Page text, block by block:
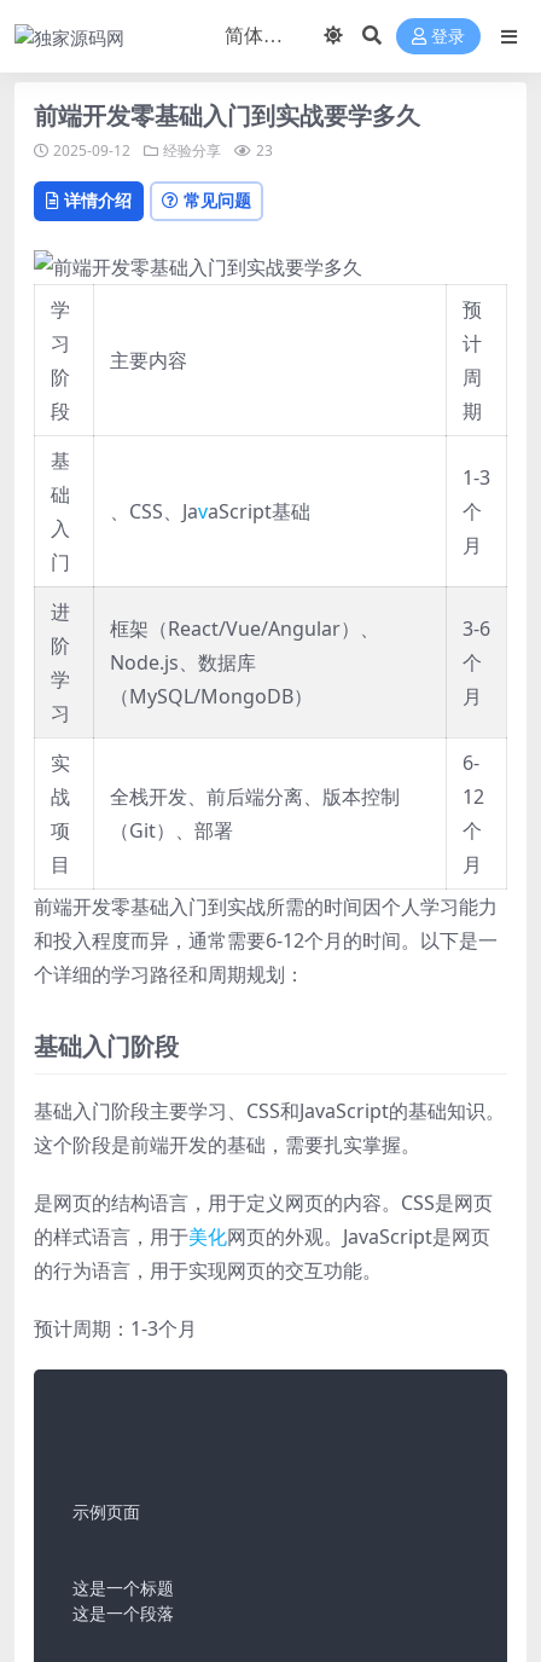
登录
前端开发零基础入门到实战要学多久
2025-09-12 经验分享 23
详情介绍 常见问题
学
习
阶
段
主要内容
预
计
周
期
基
础
入
门
、CSS、JavaScript基础
1-3
个
月
进
阶
学
习
框架（React/Vue/Angular）、
Node.js、数据库
（MySQL/MongoDB）
3-6
个
月
实
战
项
目
全栈开发、前后端分离、版本控制
（Git）、部署
6-
12
个
月
前端开发零基础入门到实战所需的时间因个人学习能力
和投入程度而异，通常需要6-12个月的时间。以下是一
个详细的学习路径和周期规划：
基础入门阶段
基础入门阶段主要学习、CSS和JavaScript的基础知识。
这个阶段是前端开发的基础，需要扎实掌握。
是网页的结构语言，用于定义网页的内容。CSS是网页
的样式语言，用于美化网页的外观。JavaScript是网页
的行为语言，用于实现网页的交互功能。
预计周期：1-3个月
  示例页面
  这是一个标题
  这是一个段落